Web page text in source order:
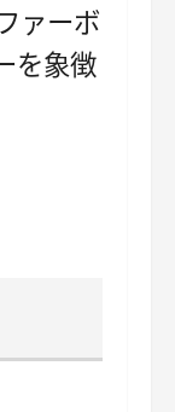
ァーボ
を象徴